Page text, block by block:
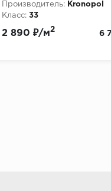
Производитель:
Kronopol
Класс: 33
Толщина, мм:
2 890 ₽/м2
6